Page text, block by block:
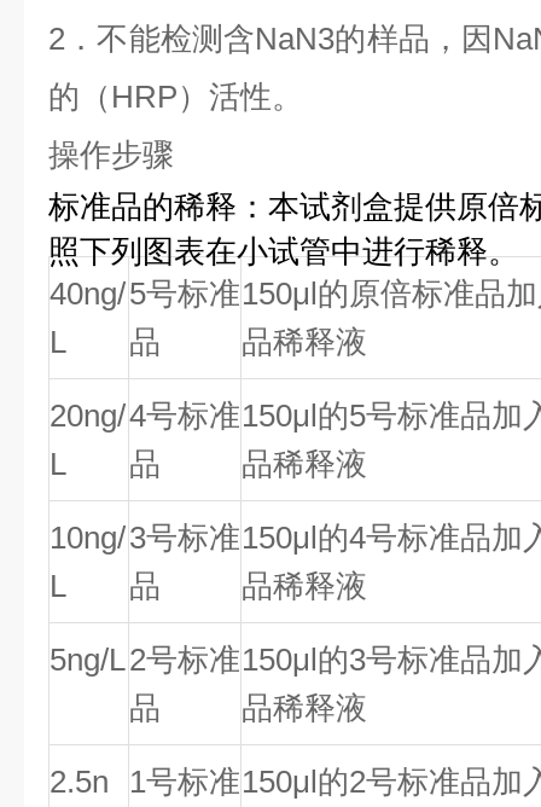
2．不能检测含NaN3的样品，因
的（HRP）活性。
操作步骤
标准品的稀释：本试剂盒提供原倍
照下列图表在小试管中进行稀释。
40ng/
L
5号标准
品
150μl的原倍标准品
品稀释液
20ng/
L
4号标准
品
150μl的5号标准品加
品稀释液
10ng/
L
3号标准
品
150μl的4号标准品加
品稀释液
5ng/L2号标准
品
150μl的3号标准品加
品稀释液
2.5n
1号标准150μl的2号标准品加